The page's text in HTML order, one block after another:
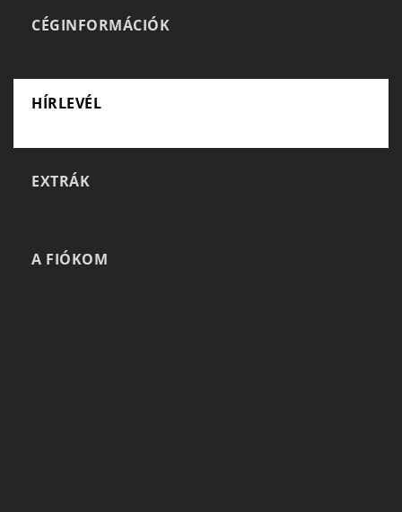
CÉGINFORMÁCIÓK
HÍRLEVÉL
EXTRÁK
A FIÓKOM